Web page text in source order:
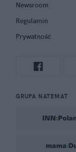
Newsroom
Regulamin
Prywatność
GRUPA NATEMAT